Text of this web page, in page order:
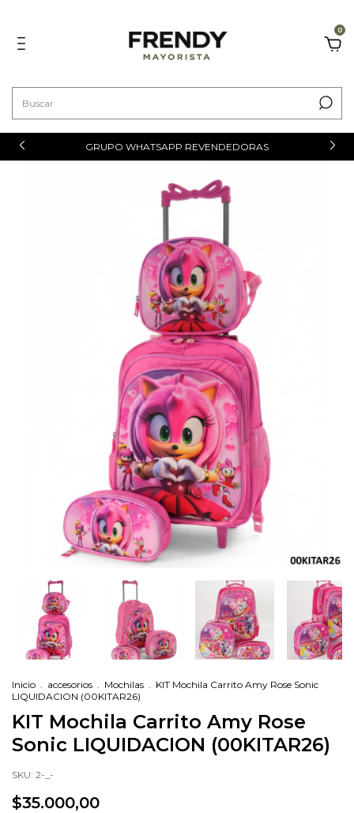
0
GRUPO WHATSAPP REVENDEDORAS
Inicio . accesorios . Mochilas . KIT Mochila Carrito Amy Rose Sonic
LIQUIDACION (00KITAR26)
KIT Mochila Carrito Amy Rose
Sonic LIQUIDACION (00KITAR26)
SKU: 2-_-
$35.000,00